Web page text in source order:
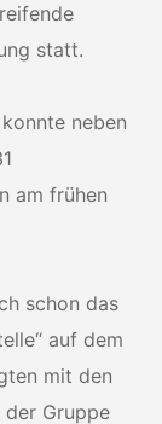
statt.
neben
am frühen
schon das
auf dem
mit den
der Gruppe